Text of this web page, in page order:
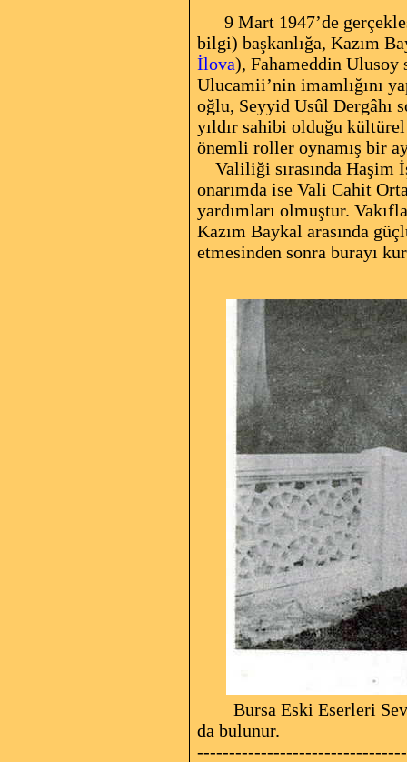
9 Mart 1947’de
bilgi) başkanlığa, Kazım
İlova), Fahameddin Ulusoy
Ulucamii’nin imamlığını
oğlu, Seyyid Usûl Dergâhı
yıldır sahibi olduğu
önemli roller oynamış bir
Valiliği sırasında Haşim
onarımda ise Vali Cahit
yardımları olmuştur.
Kazım Baykal arasında
etmesinden sonra burayı
Bursa Eski Eserleri
da bulunur.